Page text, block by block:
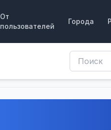
От
пользователей
Города